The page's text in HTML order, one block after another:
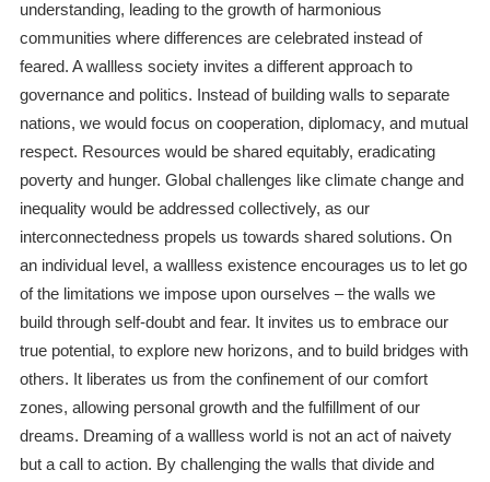
understanding, leading to the growth of harmonious
communities where differences are celebrated instead of
feared. A wallless society invites a different approach to
governance and politics. Instead of building walls to separate
nations, we would focus on cooperation, diplomacy, and mutual
respect. Resources would be shared equitably, eradicating
poverty and hunger. Global challenges like climate change and
inequality would be addressed collectively, as our
interconnectedness propels us towards shared solutions. On
an individual level, a wallless existence encourages us to let go
of the limitations we impose upon ourselves – the walls we
build through self-doubt and fear. It invites us to embrace our
true potential, to explore new horizons, and to build bridges with
others. It liberates us from the confinement of our comfort
zones, allowing personal growth and the fulfillment of our
dreams. Dreaming of a wallless world is not an act of naivety
but a call to action. By challenging the walls that divide and